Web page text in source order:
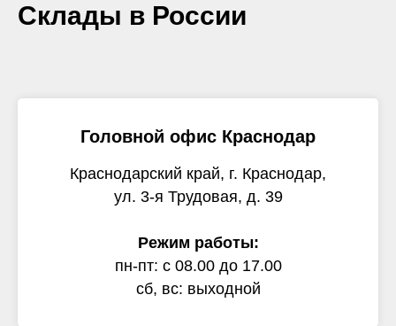
Склады в России
Головной офис Краснодар
Краснодарский край, г. Краснодар,
ул. 3-я Трудовая, д. 39
Режим работы:
пн-пт: с 08.00 до 17.00
сб, вс: выходной